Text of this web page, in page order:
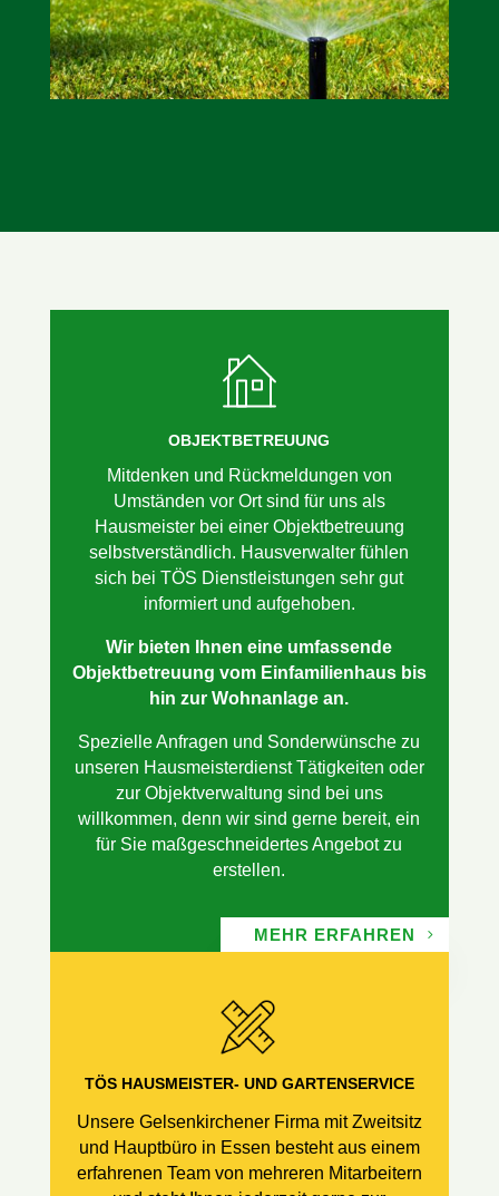
OBJEKTBETREUUNG
Mitdenken und Rückmeldungen von
Umständen vor Ort sind für uns als
Hausmeister bei einer Objektbetreuung
selbstverständlich. Hausverwalter fühlen
sich bei TÖS Dienstleistungen sehr gut
informiert und aufgehoben.
Wir bieten Ihnen eine umfassende
Objektbetreuung vom Einfamilienhaus bis
hin zur Wohnanlage an.
Spezielle Anfragen und Sonderwünsche zu
unseren Hausmeisterdienst Tätigkeiten oder
zur Objektverwaltung sind bei uns
willkommen, denn wir sind gerne bereit, ein
für Sie maßgeschneidertes Angebot zu
erstellen.
MEHR ERFAHREN
TÖS HAUSMEISTER- UND GARTENSERVICE
Unsere Gelsenkirchener Firma mit Zweitsitz
und Hauptbüro in Essen besteht aus einem
erfahrenen Team von mehreren Mitarbeitern